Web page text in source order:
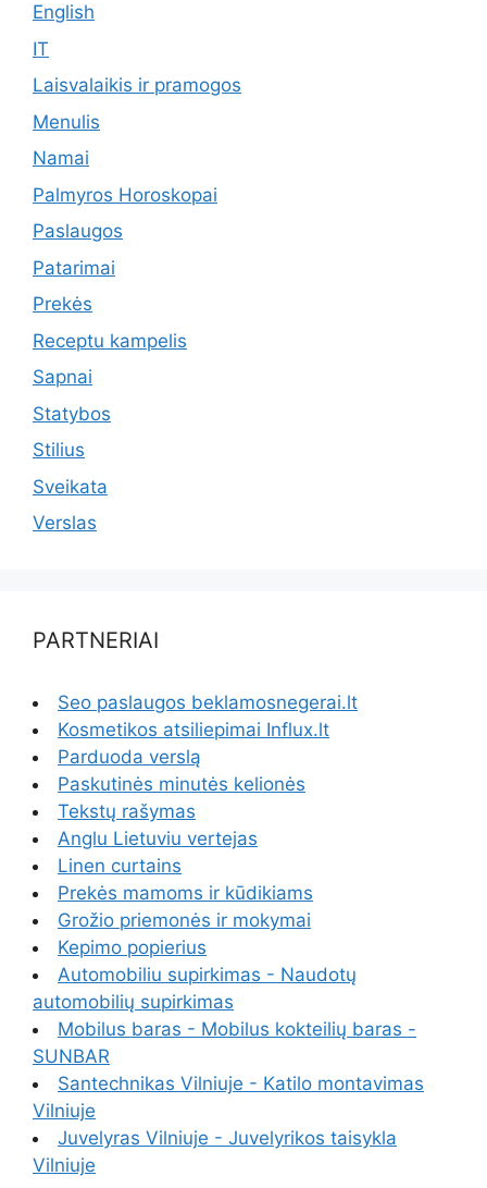
English
IT
Laisvalaikis ir pramogos
Menulis
Namai
Palmyros Horoskopai
Paslaugos
Patarimai
Prekės
Receptu kampelis
Sapnai
Statybos
Stilius
Sveikata
Verslas
PARTNERIAI
Seo paslaugos beklamosnegerai.lt
Kosmetikos atsiliepimai Influx.lt
Parduoda verslą
Paskutinės minutės kelionės
Tekstų rašymas
Anglu Lietuviu vertejas
Linen curtains
Prekės mamoms ir kūdikiams
Grožio priemonės ir mokymai
Kepimo popierius
Automobiliu supirkimas - Naudotų
automobilių supirkimas
Mobilus baras - Mobilus kokteilių baras -
SUNBAR
Santechnikas Vilniuje - Katilo montavimas
Vilniuje
Juvelyras Vilniuje - Juvelyrikos taisykla
Vilniuje